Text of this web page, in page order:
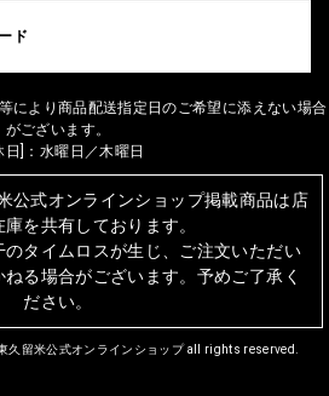
ド
により商品配送指定日のご希望に添えない場合
がございます。
日]：水曜日／木曜日
公式オンラインショップ掲載商品は店
を共有しております。
タイムロスが生じ、ご注文いただい
る場合がございます。予めご了承く
ださい。
留米公式オンラインショップ all rights reserved.